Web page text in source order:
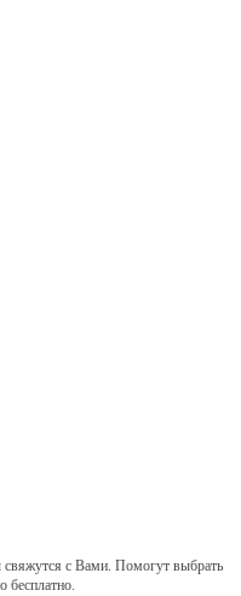
с Вами. Помогут выбрать
бесплатно.